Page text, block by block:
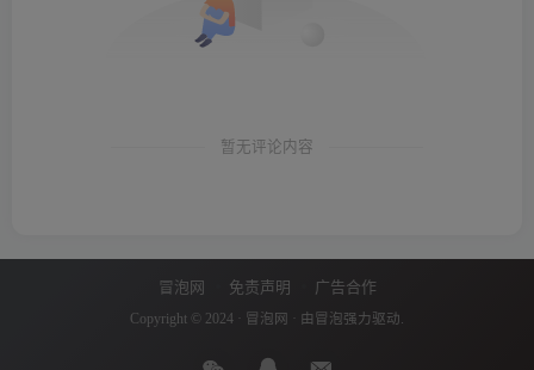
暂无评论内容
冒泡网 免责声明 广告合作
Copyright © 2024 · 冒泡网 · 由 冒泡 强力驱动.